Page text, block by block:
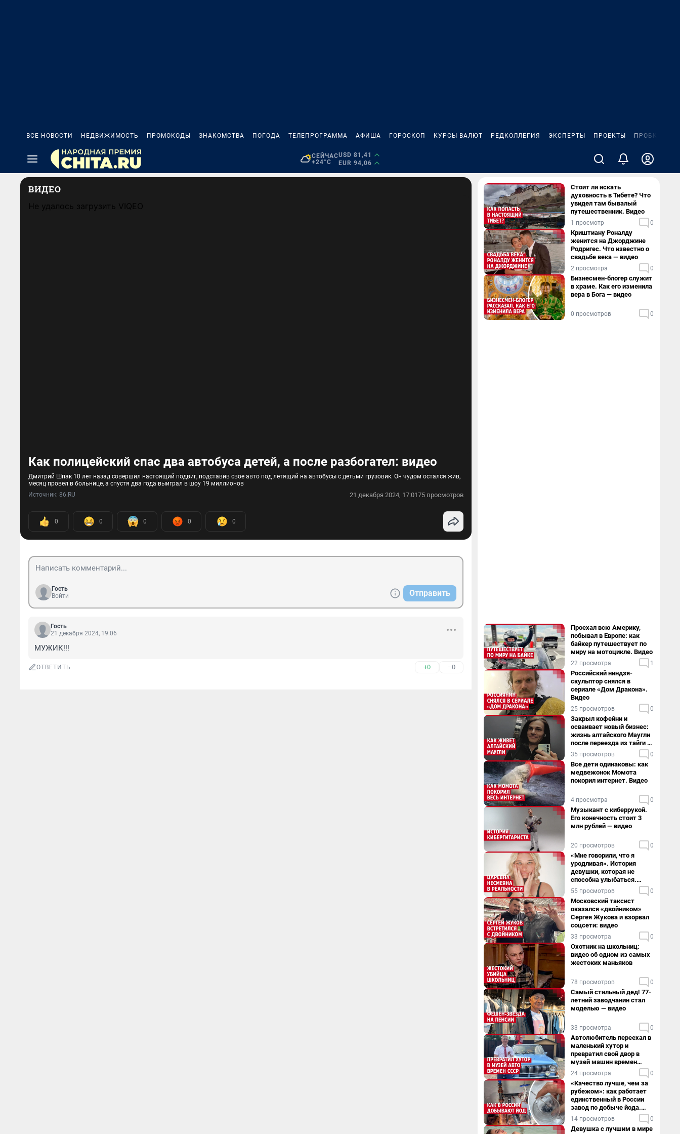
ВСЕ НОВОСТИ НЕДВИЖИМОСТЬ ПРОМОКОДЫ ЗНАКОМСТВА ПОГОДА ТЕЛЕПРОГРАММА АФИША ГОРОСКОП КУРСЫ ВАЛЮТ РЕДКОЛЛЕГИЯ ЭКСПЕРТЫ ПРОЕКТЫ ПРОБКИ
СЕЙЧАС
+24°C
USD 81,41
EUR 94,06
ВИДЕО
Не удалось загрузить VIQEO
Как полицейский спас два автобуса детей, а после разбогател: видео
Дмитрий Шпак 10 лет назад совершил настоящий подвиг, подставив свое авто под летящий на автобусы с детьми грузовик. Он чудом остался жив,
месяц провел в больнице, а спустя два года выиграл в шоу 19 миллионов
Источник: 86.RU 21 декабря 2024, 17:0175 просмотров
0 0 0 0 0
Гость
Войти
Отправить
Гость
21 декабря 2024, 19:06
МУЖИК!!!
ОТВЕТИТЬ +0 –0
Стоит ли искать
духовность в Тибете? Что
увидел там бывалый
путешественник. Видео
1 просмотр 0
Криштиану Роналду
женится на Джорджине
Родригес. Что известно о
свадьбе века — видео
2 просмотра 0
Бизнесмен-блогер служит
в храме. Как его изменила
вера в Бога — видео
0 просмотров 0
Проехал всю Америку,
побывал в Европе: как
байкер путешествует по
миру на мотоцикле. Видео
22 просмотра 1
Российский ниндзя-
скульптор снялся в
сериале «Дом Дракона».
Видео
25 просмотров 0
Закрыл кофейни и
осваивает новый бизнес:
жизнь алтайского Маугли
после переезда из тайги в
столицу
35 просмотров 0
Все дети одинаковы: как
медвежонок Момота
покорил интернет. Видео
4 просмотра 0
Музыкант с киберрукой.
Его конечность стоит 3
млн рублей — видео
20 просмотров 0
«Мне говорили, что я
уродливая». История
девушки, которая не
способна улыбаться.
Видео
55 просмотров 0
Московский таксист
оказался «двойником»
Сергея Жукова и взорвал
соцсети: видео
33 просмотра 0
Охотник на школьниц:
видео об одном из самых
жестоких маньяков
78 просмотров 0
Самый стильный дед! 77-
летний заводчанин стал
моделью — видео
33 просмотра 0
Автолюбитель переехал в
маленький хутор и
превратил свой двор в
музей машин времен
СССР. Видео
24 просмотра 0
«Качество лучше, чем за
рубежом»: как работает
единственный в России
завод по добыче йода.
Видео
14 просмотров 0
Девушка с лучшим в мире